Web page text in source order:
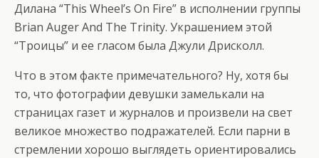
Дилана “This Wheel’s On Fire” в исполнении группы
Brian Auger And The Trinity. Украшением этой
“Троицы” и ее гласом была Джули Дрисколл.
Что в этом факте примечательного? Ну, хотя бы
то, что фотографии девушки замелькали на
страницах газет и журналов и произвели на свет
великое множество подражателей. Если парни в
стремлении хорошо выглядеть ориентировались